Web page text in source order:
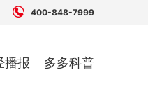
 400-848-7999
播报 多多科普